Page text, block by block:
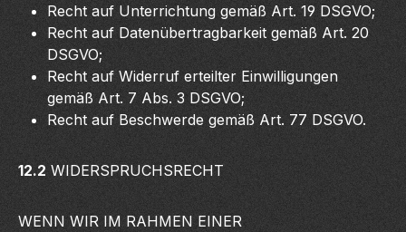
Recht auf Unterrichtung gemäß Art. 19 DSGVO;
Recht auf Datenübertragbarkeit gemäß Art. 20
DSGVO;
Recht auf Widerruf erteilter Einwilligungen
gemäß Art. 7 Abs. 3 DSGVO;
Recht auf Beschwerde gemäß Art. 77 DSGVO.
12.2WIDERSPRUCHSRECHT
WENN WIR IM RAHMEN EINER